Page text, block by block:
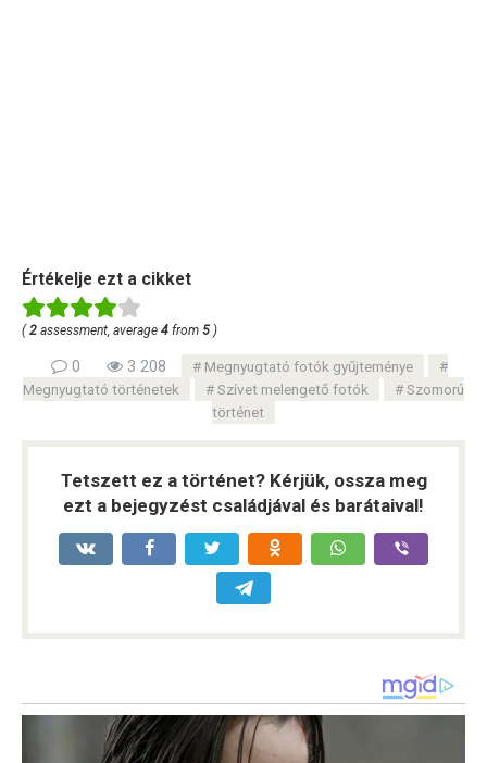
Értékelje ezt a cikket
( 2 assessment, average 4 from 5 )
0 3 208
Megnyugtató fotók gyűjteménye
Megnyugtató történetek
Szívet melengető fotók
Szomorú
történet
Tetszett ez a történet? Kérjük, ossza meg
ezt a bejegyzést családjával és barátaival!